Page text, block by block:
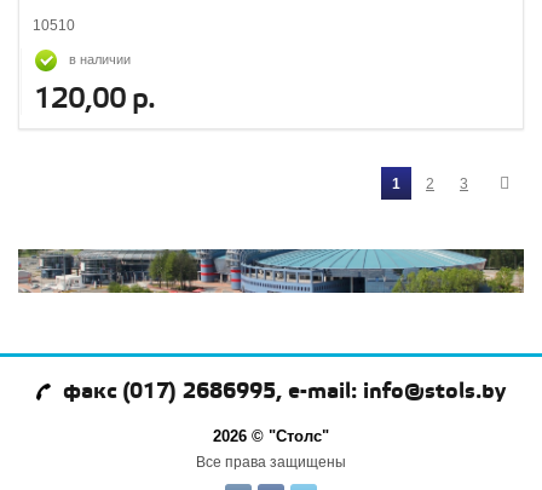
10510
в наличии
120,00 р.
1 2 3
факс (017) 2686995, e-mail: info@stols.by
2026 © "Столс"
Все права защищены